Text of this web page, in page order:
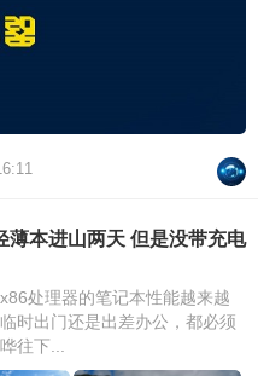
本进山两天 但是没带充电
处理器的笔记本性能越来越
时出门还是出差办公，都必须
往下...